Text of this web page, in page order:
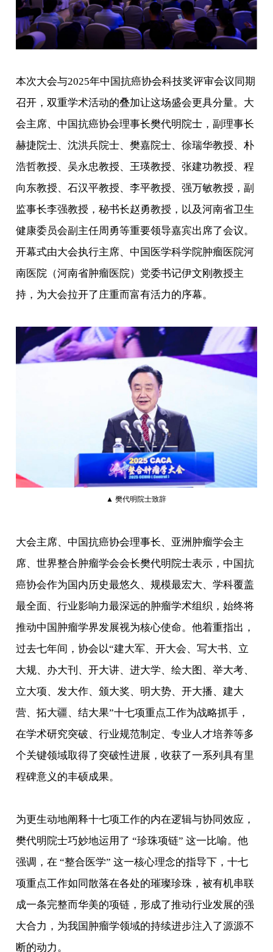
本次大会与2025年中国抗癌协会科技奖评审会议同期
召开，双重学术活动的叠加让这场盛会更具分量。大
会主席、中国抗癌协会理事长樊代明院士，副理事长
赫捷院士、沈洪兵院士、樊嘉院士、徐瑞华教授、朴
浩哲教授、吴永忠教授、王瑛教授、张建功教授、程
向东教授、石汉平教授、李平教授、强万敏教授，副
监事长李强教授，秘书长赵勇教授，以及河南省卫生
健康委员会副主任周勇等重要领导嘉宾出席了会议。
开幕式由大会执行主席、中国医学科学院肿瘤医院河
南医院（河南省肿瘤医院）党委书记伊文刚教授主
持，为大会拉开了庄重而富有活力的序幕。
▲ 樊代明院士致辞
大会主席、中国抗癌协会理事长、亚洲肿瘤学会主
席、世界整合肿瘤学会会长樊代明院士表示，中国抗
癌协会作为国内历史最悠久、规模最宏大、学科覆盖
最全面、行业影响力最深远的肿瘤学术组织，始终将
推动中国肿瘤学界发展视为核心使命。他着重指出，
过去七年间，协会以“建大军、开大会、写大书、立
大规、办大刊、开大讲、进大学、绘大图、举大考、
立大项、发大作、颁大奖、明大势、开大播、建大
营、拓大疆、结大果”十七项重点工作为战略抓手，
在学术研究突破、行业规范制定、专业人才培养等多
个关键领域取得了突破性进展，收获了一系列具有里
程碑意义的丰硕成果。
为更生动地阐释十七项工作的内在逻辑与协同效应，
樊代明院士巧妙地运用了 “珍珠项链” 这一比喻。他
强调，在 “整合医学” 这一核心理念的指导下，十七
项重点工作如同散落在各处的璀璨珍珠，被有机串联
成一条完整而华美的项链，形成了推动行业发展的强
大合力，为我国肿瘤学领域的持续进步注入了源源不
断的动力。